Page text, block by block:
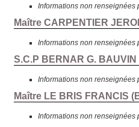
Informations non renseignées
Maître CARPENTIER
Informations non renseignées
S.C.P BERNAR G. BAUVIN
Informations non renseignées
Maître LE BRIS FRANCIS (
Informations non renseignées